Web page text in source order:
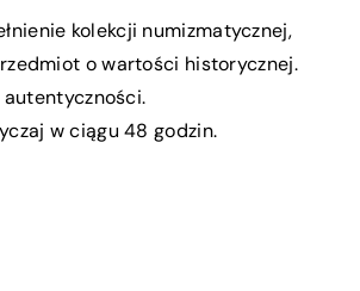
kolekcji numizmatycznej,
o wartości historycznej.
w ciągu 48 godzin.